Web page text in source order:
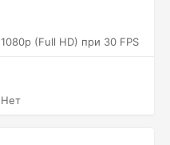
1080p (Full HD) при 30 FPS
Нет